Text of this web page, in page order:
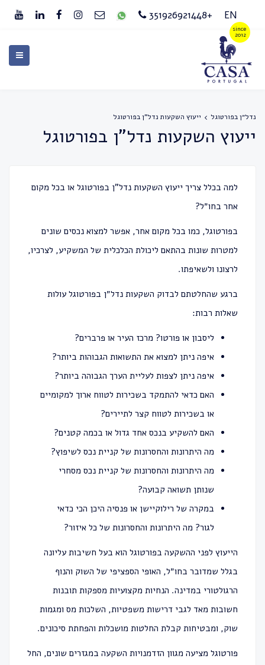
EN
+351926921448
נדל״ן בפורטוגל ייעוץ השקעות נדל”ן בפורטוגל
ייעוץ השקעות נדל”ן בפורטוגל
למה בכלל צריך ייעוץ השקעות נדל”ן בפורטוגל או בכל מקום
אחר בחו״ל?
בפורטוגל, כמו בכל מקום אחר, אפשר למצוא נכסים שונים
למטרות שונות בהתאם ליכולת הכלכלית של המשקיע, לצרכיו,
לרצונו ולשאיפתו.
ברגע שהחלטתם לבדוק השקעות נדל״ן בפורטוגל עולות
שאלות רבות:
ליסבון או פורטו? מרכז העיר או פרברים?
איפה ניתן למצוא את התשואות הגבוהות ביותר?
איפה ניתן לצפות לעליית הערך הגבוהה ביותר?
האם כדאי להתמקד בשכירות לטווח ארוך למקומיים
או בשכירות לטווח קצר לתיירים?
האם להשקיע בנכס אחד גדול או בכמה קטנים?
מה היתרונות והחסרונות של קניית נכס לשיפוץ?
מה היתרונות והחסרונות של קניית נכס מסחרי
שנותן תשואה קבועה?
במקרה של רילוקיישן או פנסיה היכן הכי כדאי
לגור? מה היתרונות והחסרונות של כל איזור?
הייעוץ לפני ההשקעה בפורטוגל הוא בעל חשיבות עליונה
בגלל שמדובר בחו״ל, האופי הספציפי של השוק והנוף
הרגולטורי במדינה. הנחיות מקצועיות מספקות תובנות
חשובות מאד לגבי דרישות משפטיות, השלכות מס ומגמות
שוק, ומבטיחות קבלת החלטות מושכלות והפחתת סיכונים.
פורטוגל מציעה מגוון הזדמנויות השקעה במגזרים שונים, החל